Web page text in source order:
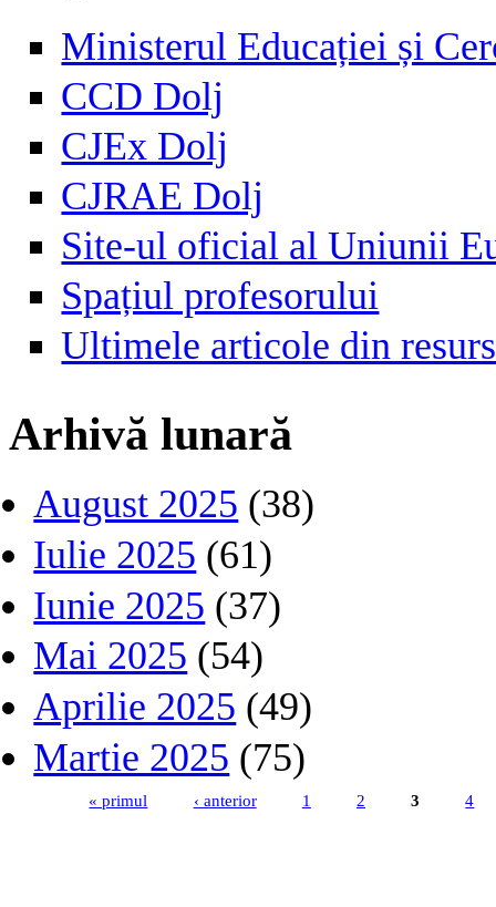
Ministerul Educației și
CCD Dolj
CJEx Dolj
CJRAE Dolj
Site-ul oficial al Uniunii
Spațiul profesorului
Ultimele articole din
Arhivă lunară
August 2025 (38)
Iulie 2025 (61)
Iunie 2025 (37)
Mai 2025 (54)
Aprilie 2025 (49)
Martie 2025 (75)
« primul ‹ anterior 1 2 3 4